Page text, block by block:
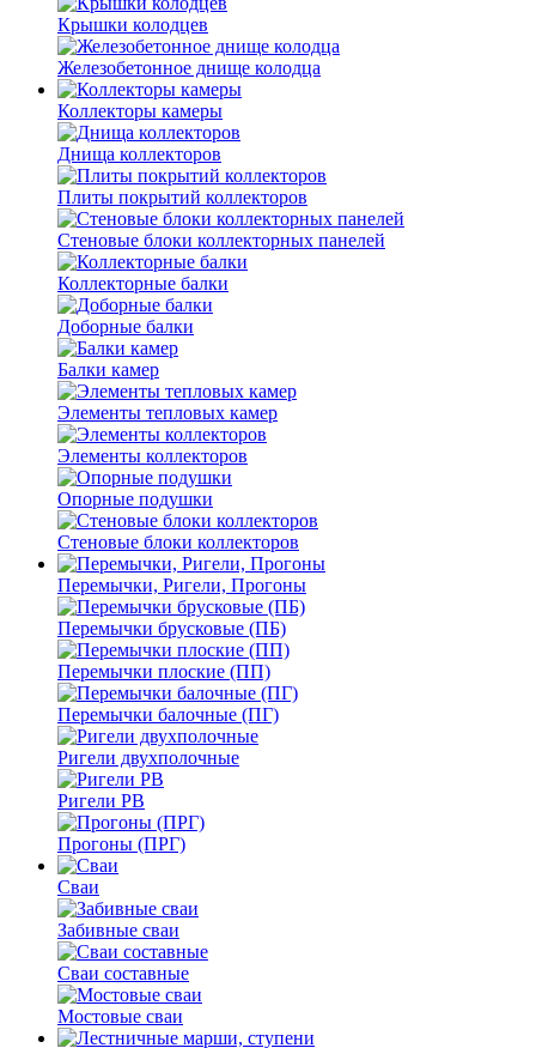
Крышки колодцев
Железобетонное днище колодца
Коллекторы камеры
Днища коллекторов
Плиты покрытий коллекторов
Стеновые блоки коллекторных панелей
Коллекторные балки
Доборные балки
Балки камер
Элементы тепловых камер
Элементы коллекторов
Опорные подушки
Стеновые блоки коллекторов
Перемычки, Ригели, Прогоны
Перемычки брусковые (ПБ)
Перемычки плоские (ПП)
Перемычки балочные (ПГ)
Ригели двухполочные
Ригели РВ
Прогоны (ПРГ)
Сваи
Забивные сваи
Сваи составные
Мостовые сваи